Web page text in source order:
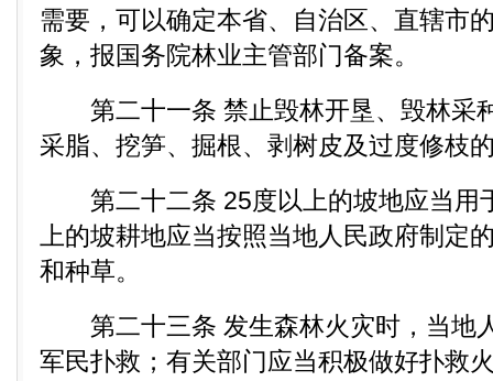
需要，可以确定本省、自治区、直辖市
象，报国务院林业主管部门备案。
第二十一条 禁止毁林开垦、毁林采
采脂、挖笋、掘根、剥树皮及过度修枝
第二十二条 25度以上的坡地应当用
上的坡耕地应当按照当地人民政府制定
和种草。
第二十三条 发生森林火灾时，当地
军民扑救；有关部门应当积极做好扑救